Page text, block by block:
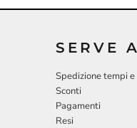
SERVE
Spedizione tempi e
Sconti
Pagamenti
Resi